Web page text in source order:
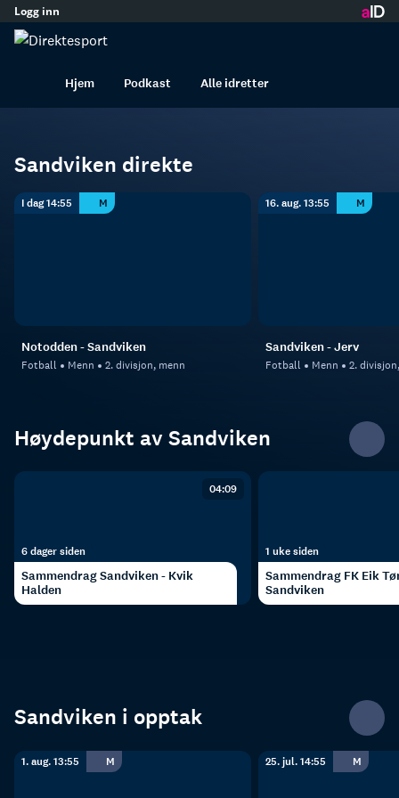
innhold
Logg inn
Hjem Podkast Alle idretter
Sandviken
Sandviken direkte
I dag 14:55 M
Notodden - Sandviken
Fotball Menn 2. divisjon, menn
16. aug. 13:55 M
Sandviken - Jerv
Fotball Menn 2.
Høydepunkt av Sandviken
04:09
6 dager siden
Sammendrag Sandviken - Kvik
Halden
1 uke siden
Sammendrag FK Eik
Sandviken
Sandviken i opptak
1. aug. 13:55 M 25. jul. 14:55 M